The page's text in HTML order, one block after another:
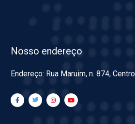
Nosso endereço
Endereço: Rua Maruim, n. 874,